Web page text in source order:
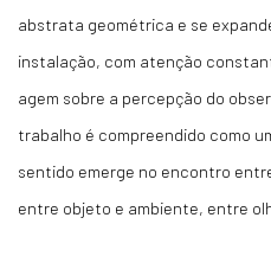
abstrata geométrica e se
instalação, com atenção
agem sobre a percepção do
trabalho é compreendido como
sentido emerge no encontro
entre objeto e ambiente, entre